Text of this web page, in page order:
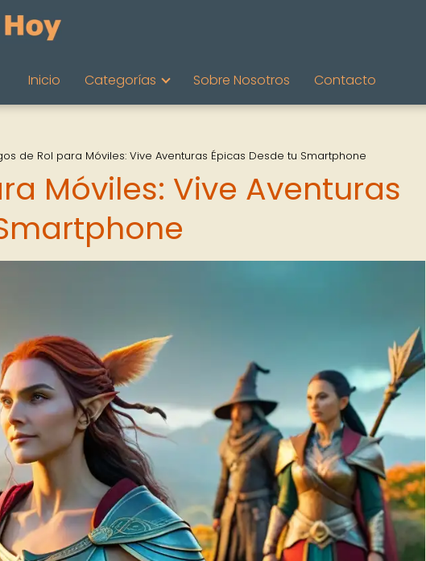
Inicio Categorías Sobre Nosotros Contacto
de Rol para Móviles: Vive Aventuras Épicas Desde tu Smartphone
Móviles: Vive Aventuras